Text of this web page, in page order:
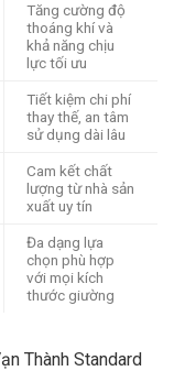
Tăng cường độ
thoáng khí và
khả năng chịu
lực tối ưu
Tiết kiệm chi phí
thay thế, an tâm
sử dụng dài lâu
Cam kết chất
lượng từ nhà sản
xuất uy tín
Đa dạng lựa
chọn phù hợp
với mọi kích
thước giường
Thành Standard